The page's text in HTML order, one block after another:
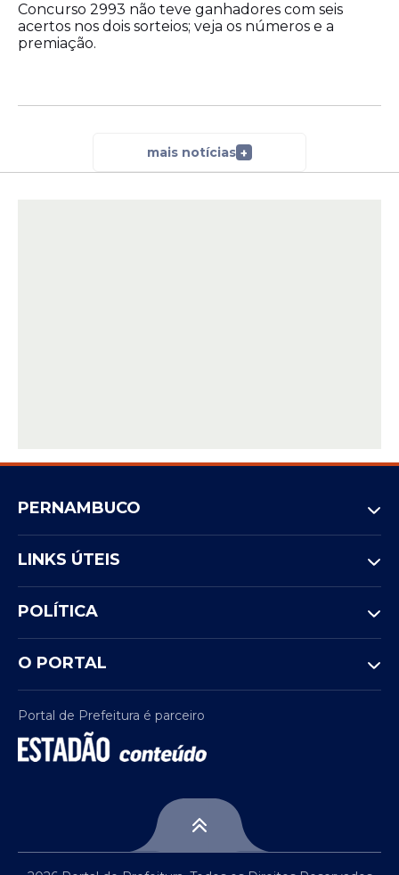
Concurso 2993 não teve ganhadores com seis
acertos nos dois sorteios; veja os números e a
premiação.
mais notícias +
PERNAMBUCO
LINKS ÚTEIS
POLÍTICA
O PORTAL
Portal de Prefeitura é parceiro